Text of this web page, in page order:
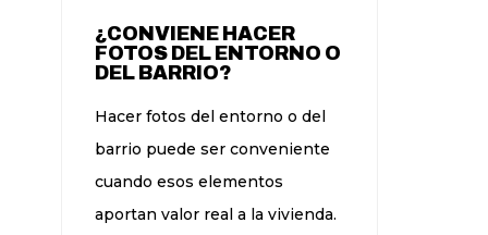
¿CONVIENE HACER
FOTOS DEL ENTORNO O
DEL BARRIO?
Hacer fotos del entorno o del
barrio puede ser conveniente
cuando esos elementos
aportan valor real a la vivienda.